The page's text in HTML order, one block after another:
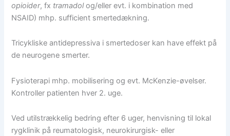
opioider, fx tramadolog/eller evt. i kombination med
NSAID) mhp. sufficient smertedækning.
Tricykliske antidepressiva i smertedoser kan have effekt på
de neurogene smerter.
Fysioterapi mhp. mobilisering og evt. McKenzie-øvelser.
Kontroller patienten hver 2. uge.
Ved utilstrækkelig bedring efter 6 uger, henvisning til lokal
rygklinik på reumatologisk, neurokirurgisk- eller